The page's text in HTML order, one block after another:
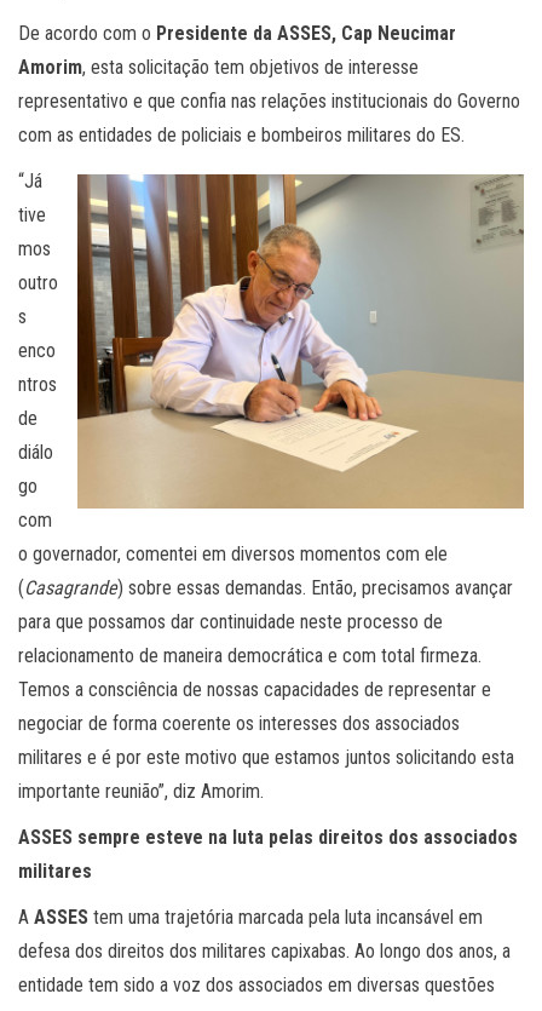
De acordo com o Presidente da ASSES, Cap Neucimar
Amorim, esta solicitação tem objetivos de interesse
representativo e que confia nas relações institucionais do Governo
com as entidades de policiais e bombeiros militares do ES.
“Já
tive
mos
outro
s
enco
ntros
de
diálo
go
com
o governador, comentei em diversos momentos com ele
(Casagrande) sobre essas demandas. Então, precisamos avançar
para que possamos dar continuidade neste processo de
relacionamento de maneira democrática e com total firmeza.
Temos a consciência de nossas capacidades de representar e
negociar de forma coerente os interesses dos associados
militares e é por este motivo que estamos juntos solicitando esta
importante reunião”, diz Amorim.
ASSES sempre esteve na luta pelas direitos dos associados
militares
A ASSES tem uma trajetória marcada pela luta incansável em
defesa dos direitos dos militares capixabas. Ao longo dos anos, a
entidade tem sido a voz dos associados em diversas questões